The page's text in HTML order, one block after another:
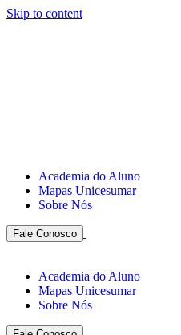
Skip to content
Academia do Aluno
Mapas Unicesumar
Sobre Nós
Fale Conosco
Academia do Aluno
Mapas Unicesumar
Sobre Nós